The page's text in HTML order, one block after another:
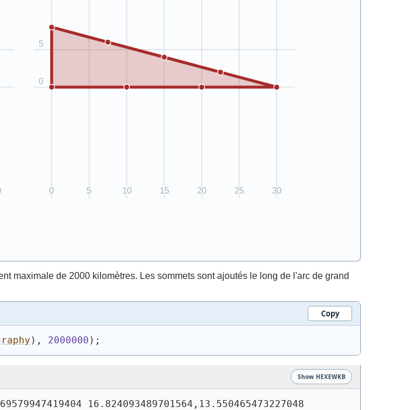
maximale de 2000 kilomètres. Les sommets sont ajoutés le long de l'arc de grand
Copy
) , 2000000 ) ;
Show HEXEWKB
16.824093489701564,13.550465473227048